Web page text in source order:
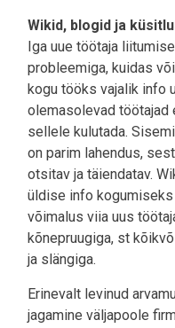
Wikid, blogid ja
Iga uue töötaja
probleemiga, kuidas
kogu tööks vajalik info
olemasolevad töötajad
sellele kulutada.
on parim lahendus,
otsitav ja täiendatav.
üldise info kogumiseks
võimalus viia uus
kõnepruugiga, st
ja slängiga.
Erinevalt levinud
jagamine väljapoole